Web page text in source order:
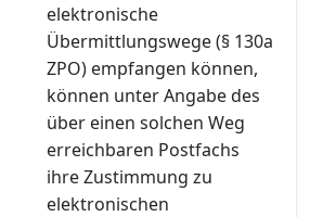
elektronische
Übermittlungswege (§ 130a
ZPO) empfangen können,
können unter Angabe des
über einen solchen Weg
erreichbaren Postfachs
ihre Zustimmung zu
elektronischen